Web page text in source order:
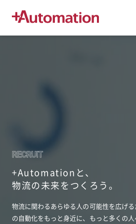
RECRUIT
+Automationと、
物流の未来をつくろう。
物流に関わるあらゆる人の可能性を広げ
の自動化をもっと身近に、 もっと多くの